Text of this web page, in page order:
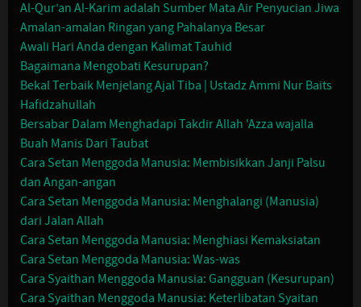
Al-Qur’an Al-Karim adalah Sumber Mata Air Penyucian Jiwa
Amalan-amalan Ringan yang Pahalanya Besar
Awali Hari Anda dengan Kalimat Tauhid
Bagaimana Mengobati Kesurupan?
Bekal Terbaik Menjelang Ajal Tiba | Ustadz Ammi Nur Baits
Hafidzahullah
Bersabar Dalam Menghadapi Takdir Allah 'Azza wajalla
Buah Manis Dari Taubat
Cara Setan Menggoda Manusia: Membisikkan Janji Palsu
dan Angan-angan
Cara Setan Menggoda Manusia: Menghalangi (Manusia)
dari Jalan Allah
Cara Setan Menggoda Manusia: Menghiasi Kemaksiatan
Cara Setan Menggoda Manusia: Was-was
Cara Syaithan Menggoda Manusia: Gangguan (Kesurupan)
Cara Syaithan Menggoda Manusia: Keterlibatan Syaitan